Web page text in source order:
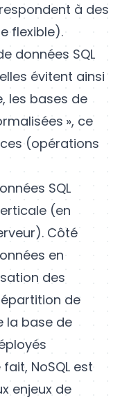
à des
flexible).
données SQL
évitent ainsi
les bases de
», ce
(opérations
SQL
(en
Côté
en
des
de
la base de
NoSQL est
enjeux de